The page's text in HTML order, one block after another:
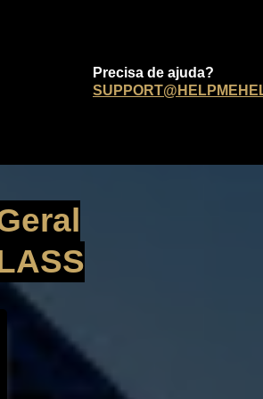
Precisa de ajuda?